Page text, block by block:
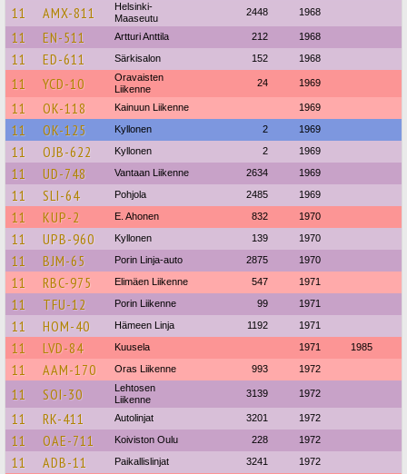
11 AMX-811
Helsinki-
Maaseutu
2448 1968
11 EN-511 Artturi Anttila 212 1968
11 ED-611 Särkisalon 152 1968
11 YCD-10
Oravaisten
Liikenne
24 1969
11 OK-118 Kainuun Liikenne 1969
11 OK-125 Kyllonen 2 1969
11 OJB-622 Kyllonen 2 1969
11 UD-748 Vantaan Liikenne 2634 1969
11 SLI-64 Pohjola 2485 1969
11 KUP-2 E. Ahonen 832 1970
11 UPB-960 Kyllonen 139 1970
11 BJM-65 Porin Linja-auto 2875 1970
11 RBC-975 Elimäen Liikenne 547 1971
11 TFU-12 Porin Liikenne 99 1971
11 HOM-40 Hämeen Linja 1192 1971
11 LVD-84 Kuusela 1971 1985
11 AAM-170 Oras Liikenne 993 1972
11 SOI-30
Lehtosen
Liikenne
3139 1972
11 RK-411 Autolinjat 3201 1972
11 OAE-711 Koiviston Oulu 228 1972
11 ADB-11 Paikallislinjat 3241 1972